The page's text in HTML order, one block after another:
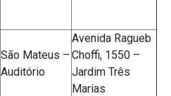
São Mateus –
Auditório
Avenida Ragueb
Choffi, 1550 –
Jardim Três
Marias